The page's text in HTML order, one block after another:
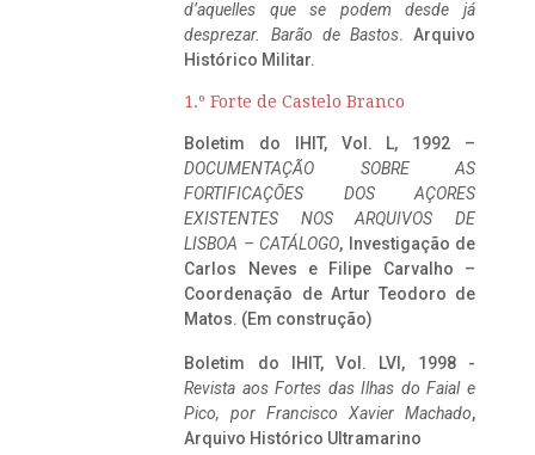
d’aquelles que se podem desde já
desprezar. Barão de Bastos. Arquivo
Histórico Militar.
1.º Forte de Castelo Branco
Boletim do IHIT, Vol. L, 1992 –
DOCUMENTAÇÃO SOBRE AS
FORTIFICAÇÕES DOS AÇORES
EXISTENTES NOS ARQUIVOS DE
LISBOA – CATÁLOGO, Investigação de
Carlos Neves e Filipe Carvalho –
Coordenação de Artur Teodoro de
Matos. (Em construção)
Boletim do IHIT, Vol. LVI, 1998 -
Revista aos Fortes das Ilhas do Faial e
Pico, por Francisco Xavier Machado,
Arquivo Histórico Ultramarino